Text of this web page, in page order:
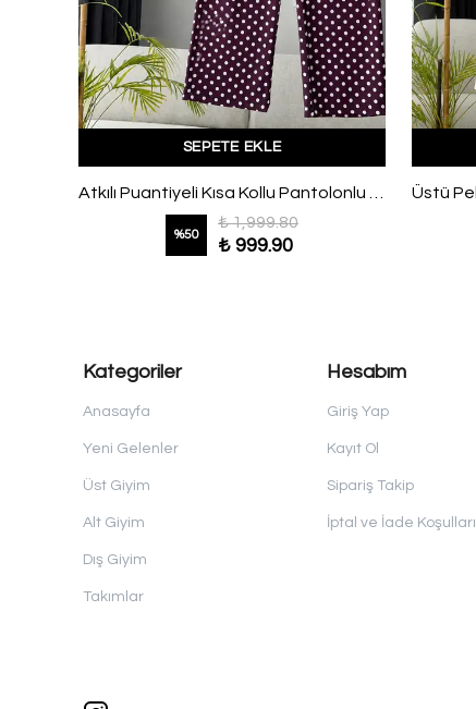
SEPETE EKLE
Atkılı Puantiyeli Kısa Kollu Pantolonlu Takım Siyah Ekru
%50
₺ 1,999.80
₺ 999.90
Kategoriler
Anasayfa
Yeni Gelenler
Üst Giyim
Alt Giyim
Dış Giyim
Takımlar
Hesabım
Giriş Yap
Kayıt Ol
Sipariş Takip
İptal ve İade Koşulları